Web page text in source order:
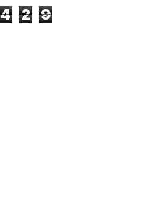
4 2 9